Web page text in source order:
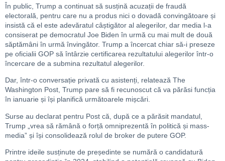
În public, Trump a continuat să susțină acuzații de fraudă
electorală, pentru care nu a produs nici o dovadă convingătoare și
insistă că el este adevăratul câștigător al alegerilor, dar media l-a
consiserat pe democratul Joe Biden în urmă cu mai mult de două
săptămâni în urmă învingător. Trump a încercat chiar să-i preseze
pe oficialii GOP să întârzie certificarea rezultatului alegerilor într-o
încercare de a submina rezultatul alegerilor.
Dar, într-o conversație privată cu asistenți, relatează The
Washington Post, Trump pare să fi recunoscut că va părăsi funcția
în ianuarie și își planifică următoarele mișcări.
Surse au declarat pentru Post că, după ce a părăsit mandatul,
Trump „vrea să rămână o forță omniprezentă în politică și mass-
media” și își consolidează rolul de broker de putere GOP.
Printre ideile susținute de președinte se numără o candidatură